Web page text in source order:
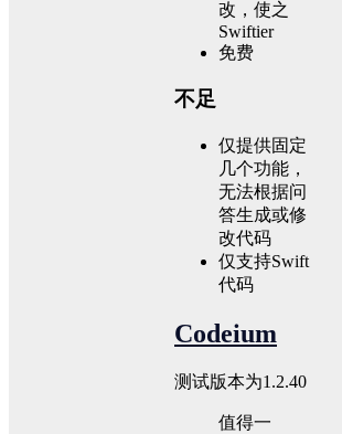
改，使之
Swiftier
免费
不足
仅提供固定
几个功能，
无法根据问
答生成或修
改代码
仅支持Swift
代码
Codeium
测试版本为1.2.40
值得一